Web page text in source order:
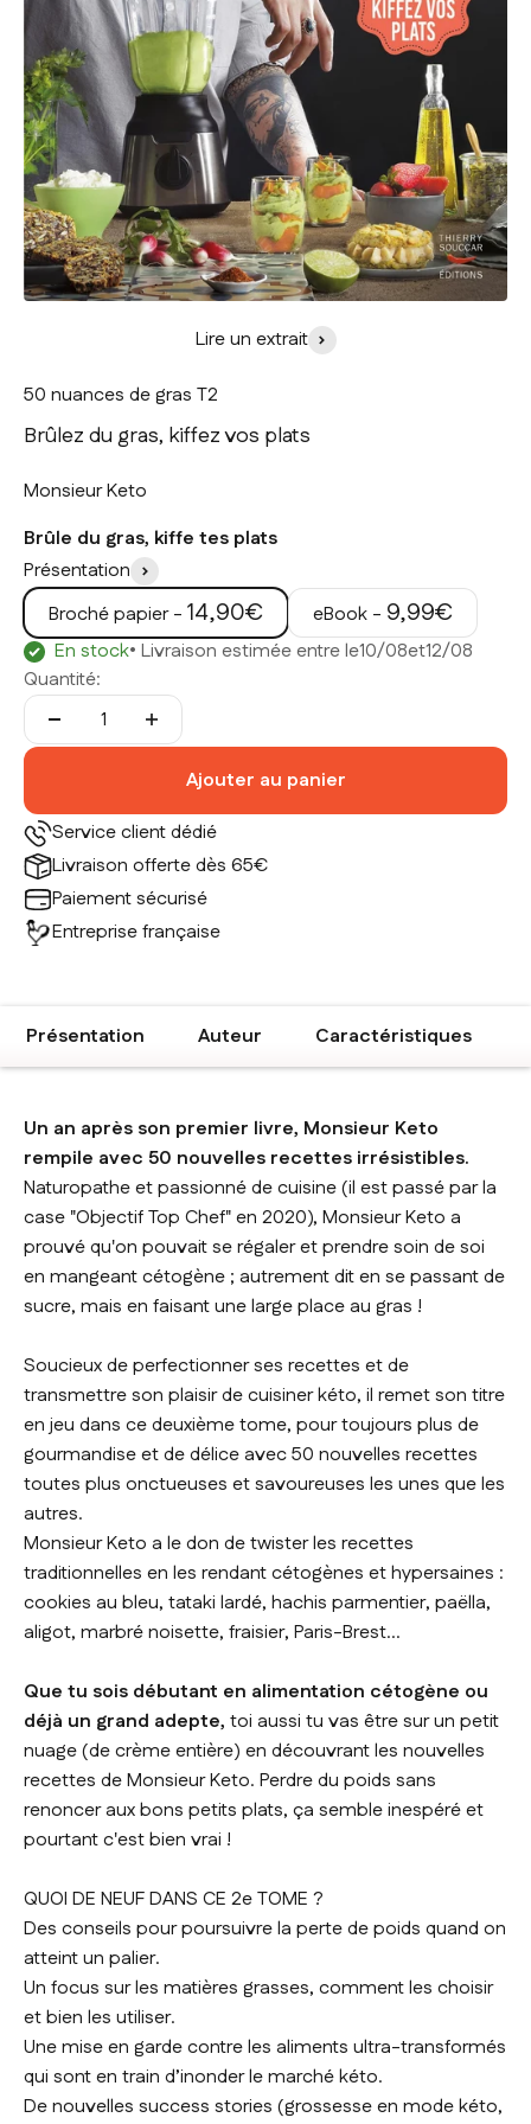
Lire un extrait
50 nuances de gras T2
Brûlez du gras, kiffez vos plats
Monsieur Keto
Brûle du gras, kiffe tes plats
Présentation
Broché papier - Prix de vente
14,90€ eBook - Prix de vente
9,99€
En stock• Livraison estimée entre le10/08et12/08
Quantité:
Ajouter au panier
Service client dédié
Livraison offerte dès 65€
Paiement sécurisé
Entreprise française
Présentation Auteur Caractéristiques
Un an après son premier livre, Monsieur Keto
rempile avec 50 nouvelles recettes irrésistibles.
Naturopathe et passionné de cuisine (il est passé par la
case "Objectif Top Chef" en 2020), Monsieur Keto a
prouvé qu'on pouvait se régaler et prendre soin de soi
en mangeant cétogène ; autrement dit en se passant de
sucre, mais en faisant une large place au gras !
Soucieux de perfectionner ses recettes et de
transmettre son plaisir de cuisiner kéto, il remet son titre
en jeu dans ce deuxième tome, pour toujours plus de
gourmandise et de délice avec 50 nouvelles recettes
toutes plus onctueuses et savoureuses les unes que les
autres.
Monsieur Keto a le don de twister les recettes
traditionnelles en les rendant cétogènes et hypersaines :
cookies au bleu, tataki lardé, hachis parmentier, paëlla,
aligot, marbré noisette, fraisier, Paris-Brest...
Que tu sois débutant en alimentation cétogène ou
déjà un grand adepte, toi aussi tu vas être sur un petit
nuage (de crème entière) en découvrant les nouvelles
recettes de Monsieur Keto. Perdre du poids sans
renoncer aux bons petits plats, ça semble inespéré et
pourtant c'est bien vrai !
QUOI DE NEUF DANS CE 2e TOME ?
Des conseils pour poursuivre la perte de poids quand on
atteint un palier.
Un focus sur les matières grasses, comment les choisir
et bien les utiliser.
Une mise en garde contre les aliments ultra-transformés
qui sont en train d’inonder le marché kéto.
De nouvelles success stories (grossesse en mode kéto,